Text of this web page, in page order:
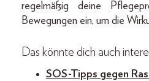
regelmäßig deine
Bewegungen ein, um die
Das könnte dich auch
SOS-Tipps gegen